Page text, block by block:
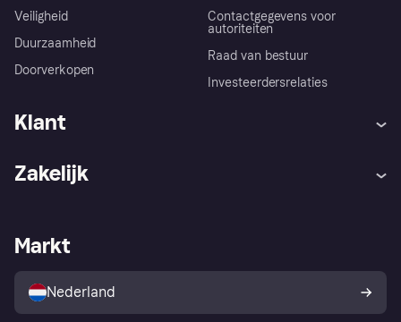
Veiligheid
Duurzaamheid
Doorverkopen
Contactgegevens voor
autoriteiten
Raad van bestuur
Investeerdersrelaties
Klant
Winkeloverzicht
Kopersbescherming voor
consumenten
Zakelijk
Zakelijke login
Markt
Nederland